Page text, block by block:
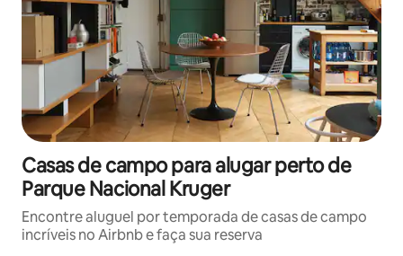
Casas de campo para alugar perto de
Parque Nacional Kruger
Encontre aluguel por temporada de casas de campo
incríveis no Airbnb e faça sua reserva